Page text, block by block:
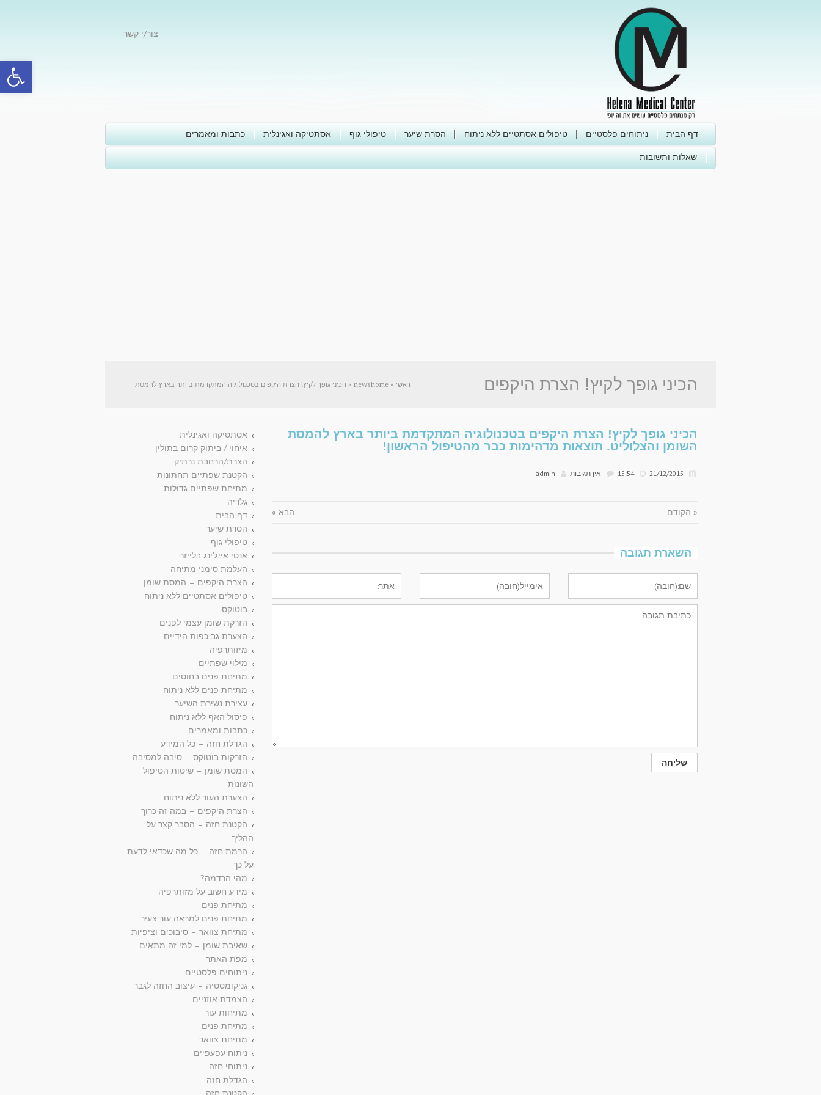
פתח
צור/י קשר
דף הבית ניתוחים פלסטיים טיפולים אסתטיים ללא ניתוח הסרת שיער טיפולי גוף אסתטיקה ואגינלית כתבות ומאמרים
שאלות ותשובות
הכיני גופך לקיץ! הצרת היקפים
בטכנולוגיה המתקדמת ביותר בארץ
להמסת השומן והצלוליט. תוצאות
ראשי »
newshome
» הכיני גופך לקיץ! הצרת היקפים בטכנולוגיה המתקדמת ביותר בארץ להמסת
השומן והצלוליט. תוצאות מדהימות כבר מהטיפול הראשון!
הכיני גופך לקיץ! הצרת היקפים בטכנולוגיה המתקדמת ביותר בארץ להמסת
השומן והצלוליט. תוצאות מדהימות כבר מהטיפול הראשון!
15:54 אין תגובות admin
« הקודם הבא »
השארת תגובה
אסתטיקה ואגינלית
איחוי / ביתוק קרום בתולין
הצרת/הרחבת נרתיק
הקטנת שפתיים תחתונות
מתיחת שפתיים גדולות
גלריה
דף הבית
הסרת שיער
טיפולי גוף
אנטי אייג'ינג בלייזר
העלמת סימני מתיחה
הצרת היקפים – המסת שומן
טיפולים אסתטיים ללא ניתוח
בוטוקס
הזרקת שומן עצמי לפנים
הצערת גב כפות הידיים
מיזותרפיה
מילוי שפתיים
מתיחת פנים בחוטים
מתיחת פנים ללא ניתוח
עצירת נשירת השיער
פיסול האף ללא ניתוח
כתבות ומאמרים
הגדלת חזה – כל המידע
הזרקות בוטוקס – סיבה למסיבה
המסת שומן – שיטות הטיפול
השונות
הצערת העור ללא ניתוח
הצרת היקפים – במה זה כרוך
הקטנת חזה – הסבר קצר על
ההליך
הרמת חזה – כל מה שכדאי לדעת
על כך
מהי הרדמה?
מידע חשוב על מזותרפיה
מתיחת פנים
מתיחת פנים למראה עור צעיר
מתיחת צוואר – סיבוכים וציפיות
שאיבת שומן – למי זה מתאים
מפת האתר
ניתוחים פלסטיים
גניקומסטיה – עיצוב החזה לגבר
הצמדת אוזניים
מתיחות עור
מתיחת פנים
מתיחת צוואר
ניתוח עפעפיים
ניתוחי חזה
הגדלת חזה